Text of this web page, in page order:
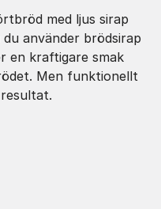
med ljus sirap
använder brödsirap
en kraftigare smak
Men funktionellt